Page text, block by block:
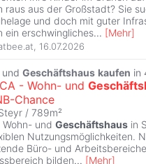
raus aus der Großstadt? Sie
und doch mit guter
ein erschwingliches... [Mehr]
16.07.2026
und Geschäftshaus kaufen in
- Wohn- und
Chance
/ 789m²
Wohn- und Geschäftshaus in
Nutzungsmöglichkeiten.
Büro- und
bilden... [Mehr]